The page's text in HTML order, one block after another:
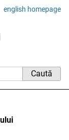
english homepage